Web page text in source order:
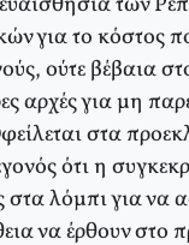
για το κόστος
ούτε βέβαια
αρχές για μη
στα
ότι η
στα λόμπι για να
να έρθουν στο